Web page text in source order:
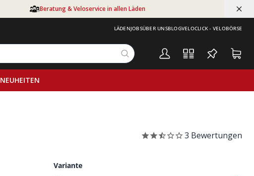
Beratung & Veloservice in allen Läden
LÄDENJOBSÜBER UNSBLOGVELOCLICK - VELOBÖRSE
NEUHEITEN
3 Bewertungen
Variante